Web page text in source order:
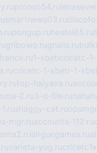
pronso54.ru
smartnews03.ru
pongup.ru hostel65.ru
gribowo.rugnalis.ru
1-xbeticricetc-
cricetc-1-xbetr-1-
top-halyava.ru
2.ru3-d-file.ru
shaggy-cat.ru
mgr.ruaccounts-112.ru
airgungames.ru
varieta-yug.ru